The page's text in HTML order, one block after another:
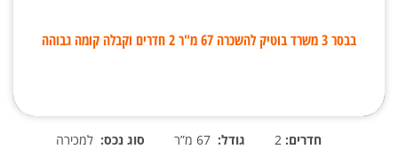
בבסר 3 משרד בוטיק להשכרה 67 מ"ר 2 חדרים וקבלה קומה גבוהה
חדרים: גודל: סוג נכס: למכירה